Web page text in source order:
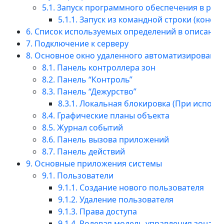
5.1. Запуск программного обеспечения
5.1.1. Запуск из командной строки
6. Список используемых определений в
7. Подключение к серверу
8. Основное окно удаленного
8.1. Панель контроллера зон
8.2. Панель “Контроль”
8.3. Панель “Дежурство”
8.3.1. Локальная блокировка (При
8.4. Графические планы объекта
8.5. Журнал событий
8.6. Панель вызова приложений
8.7. Панель действий
9. Основные приложения системы
9.1. Пользователи
9.1.1. Создание нового пользователя
9.1.2. Удаление пользователя
9.1.3. Права доступа